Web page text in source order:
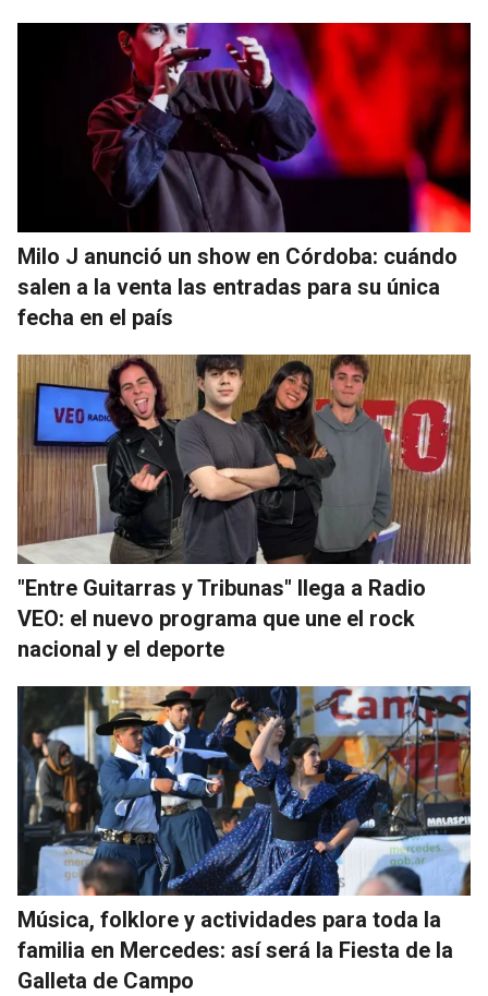
Milo J anunció un show en Córdoba: cuándo
salen a la venta las entradas para su única
fecha en el país
"Entre Guitarras y Tribunas" llega a Radio
VEO: el nuevo programa que une el rock
nacional y el deporte
Música, folklore y actividades para toda la
familia en Mercedes: así será la Fiesta de la
Galleta de Campo